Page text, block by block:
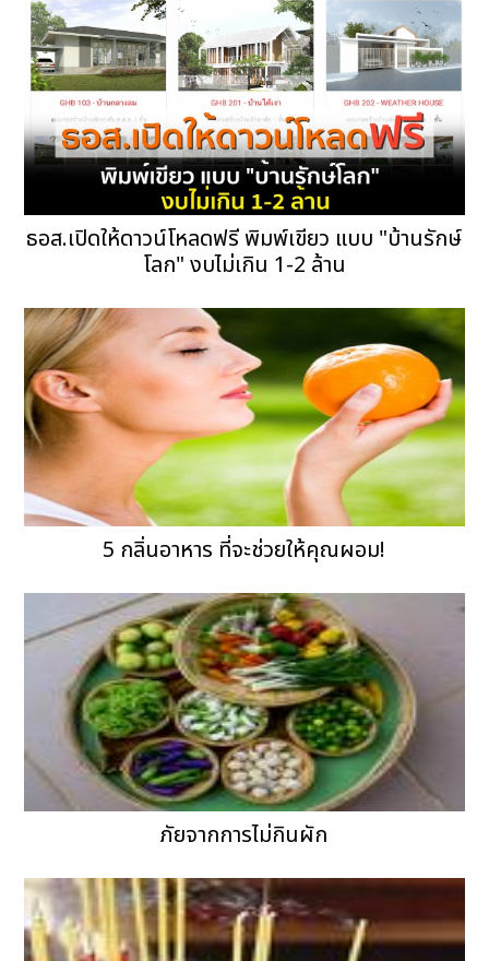
ธอส.เปิดให้ดาวน์โหลดฟรี พิมพ์เขียว แบบ "บ้านรักษ์
โลก" งบไม่เกิน 1-2 ล้าน
5 กลิ่นอาหาร ที่จะช่วยให้คุณผอม!
ภัยจากการไม่กินผัก